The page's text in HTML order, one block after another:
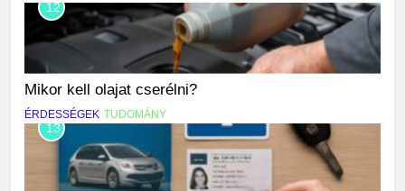
12
Mikor kell olajat cserélni?
ÉRDESSÉGEK TUDOMÁNY
13